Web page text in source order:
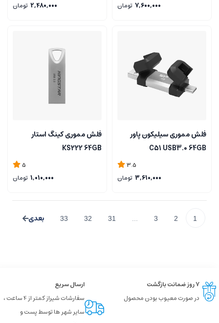
7,600,000 تومان
2,480,000 تومان
فلش مموری سیلیکون پاور
C51 USB3.0 64GB
3.5
3,610,000 تومان
فلش مموری کینگ استار
KS222 64GB
5
1,010,000 تومان
1
2
3
31
32
33
۷ روز ضمانت بازگشت
در صورت معیوب بودن محصول
ارسال سریع
سفارشات شیراز کمتر از 4 ساعت ،
سایر شهر ها توسط پست و